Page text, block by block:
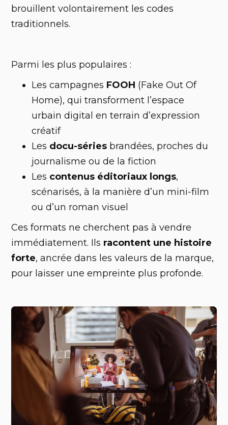
brouillent volontairement les codes
traditionnels.
Parmi les plus populaires :
Les campagnes FOOH (Fake Out Of
Home), qui transforment l’espace
urbain digital en terrain d’expression
créatif
Les docu-séries brandées, proches du
journalisme ou de la fiction
Les contenus éditoriaux longs,
scénarisés, à la manière d’un mini-film
ou d’un roman visuel
Ces formats ne cherchent pas à vendre
immédiatement. Ils racontent une histoire
forte, ancrée dans les valeurs de la marque,
pour laisser une empreinte plus profonde.